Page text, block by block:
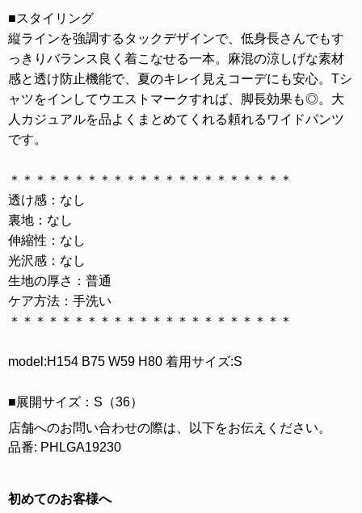
■スタイリング
縦ラインを強調するタックデザインで、低身長さんでもす
っきりバランス良く着こなせる一本。麻混の涼しげな素材
感と透け防止機能で、夏のキレイ見えコーデにも安心。Tシ
ャツをインしてウエストマークすれば、脚長効果も◎。大
人カジュアルを品よくまとめてくれる頼れるワイドパンツ
です。
＊＊＊＊＊＊＊＊＊＊＊＊＊＊＊＊＊＊＊＊＊＊
透け感：なし
裏地：なし
伸縮性：なし
光沢感：なし
生地の厚さ：普通
ケア方法：手洗い
＊＊＊＊＊＊＊＊＊＊＊＊＊＊＊＊＊＊＊＊＊＊
model:H154 B75 W59 H80 着用サイズ:S
■展開サイズ：S（36）
店舗へのお問い合わせの際は、以下をお伝えください。
品番: PHLGA19230
初めてのお客様へ